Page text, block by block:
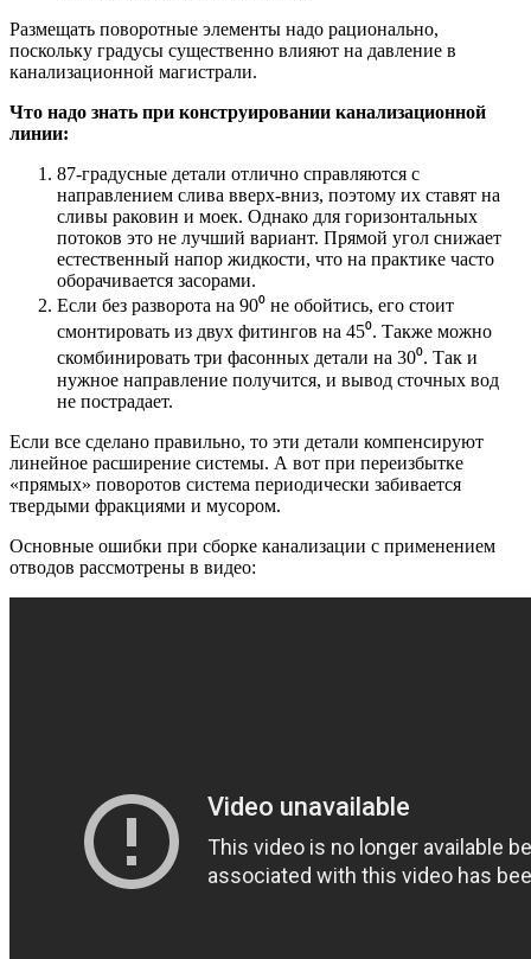
Размещать поворотные элементы надо рационально,
поскольку градусы существенно влияют на давление в
канализационной магистрали.
Что надо знать при конструировании канализационной
линии:
87-градусные детали отлично справляются с
направлением слива вверх-вниз, поэтому их ставят на
сливы раковин и моек. Однако для горизонтальных
потоков это не лучший вариант. Прямой угол снижает
естественный напор жидкости, что на практике часто
оборачивается засорами.
Если без разворота на 90⁰ не обойтись, его стоит
смонтировать из двух фитингов на 45⁰. Также можно
скомбинировать три фасонных детали на 30⁰. Так и
нужное направление получится, и вывод сточных вод
не пострадает.
Если все сделано правильно, то эти детали компенсируют
линейное расширение системы. А вот при переизбытке
«прямых» поворотов система периодически забивается
твердыми фракциями и мусором.
Основные ошибки при сборке канализации с применением
отводов рассмотрены в видео: